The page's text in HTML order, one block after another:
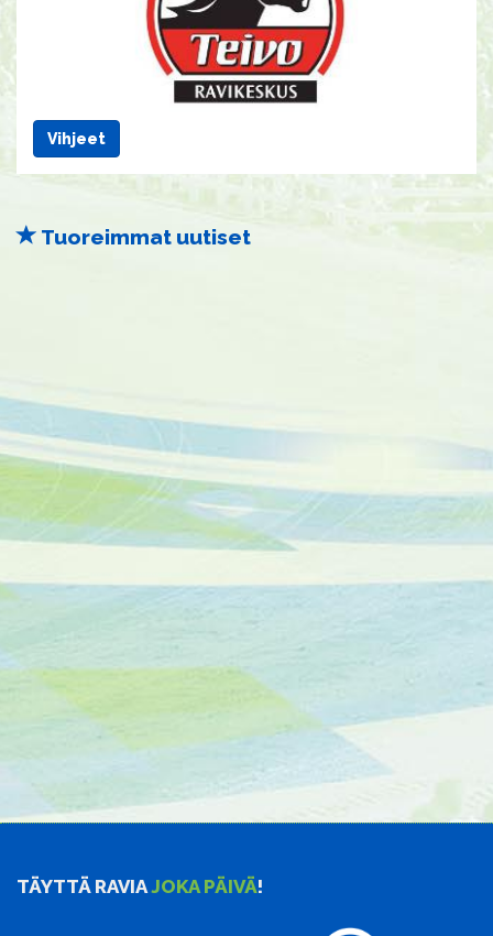
Vihjeet
Tuoreimmat uutiset
TÄYTTÄ RAVIAJOKA PÄIVÄ!